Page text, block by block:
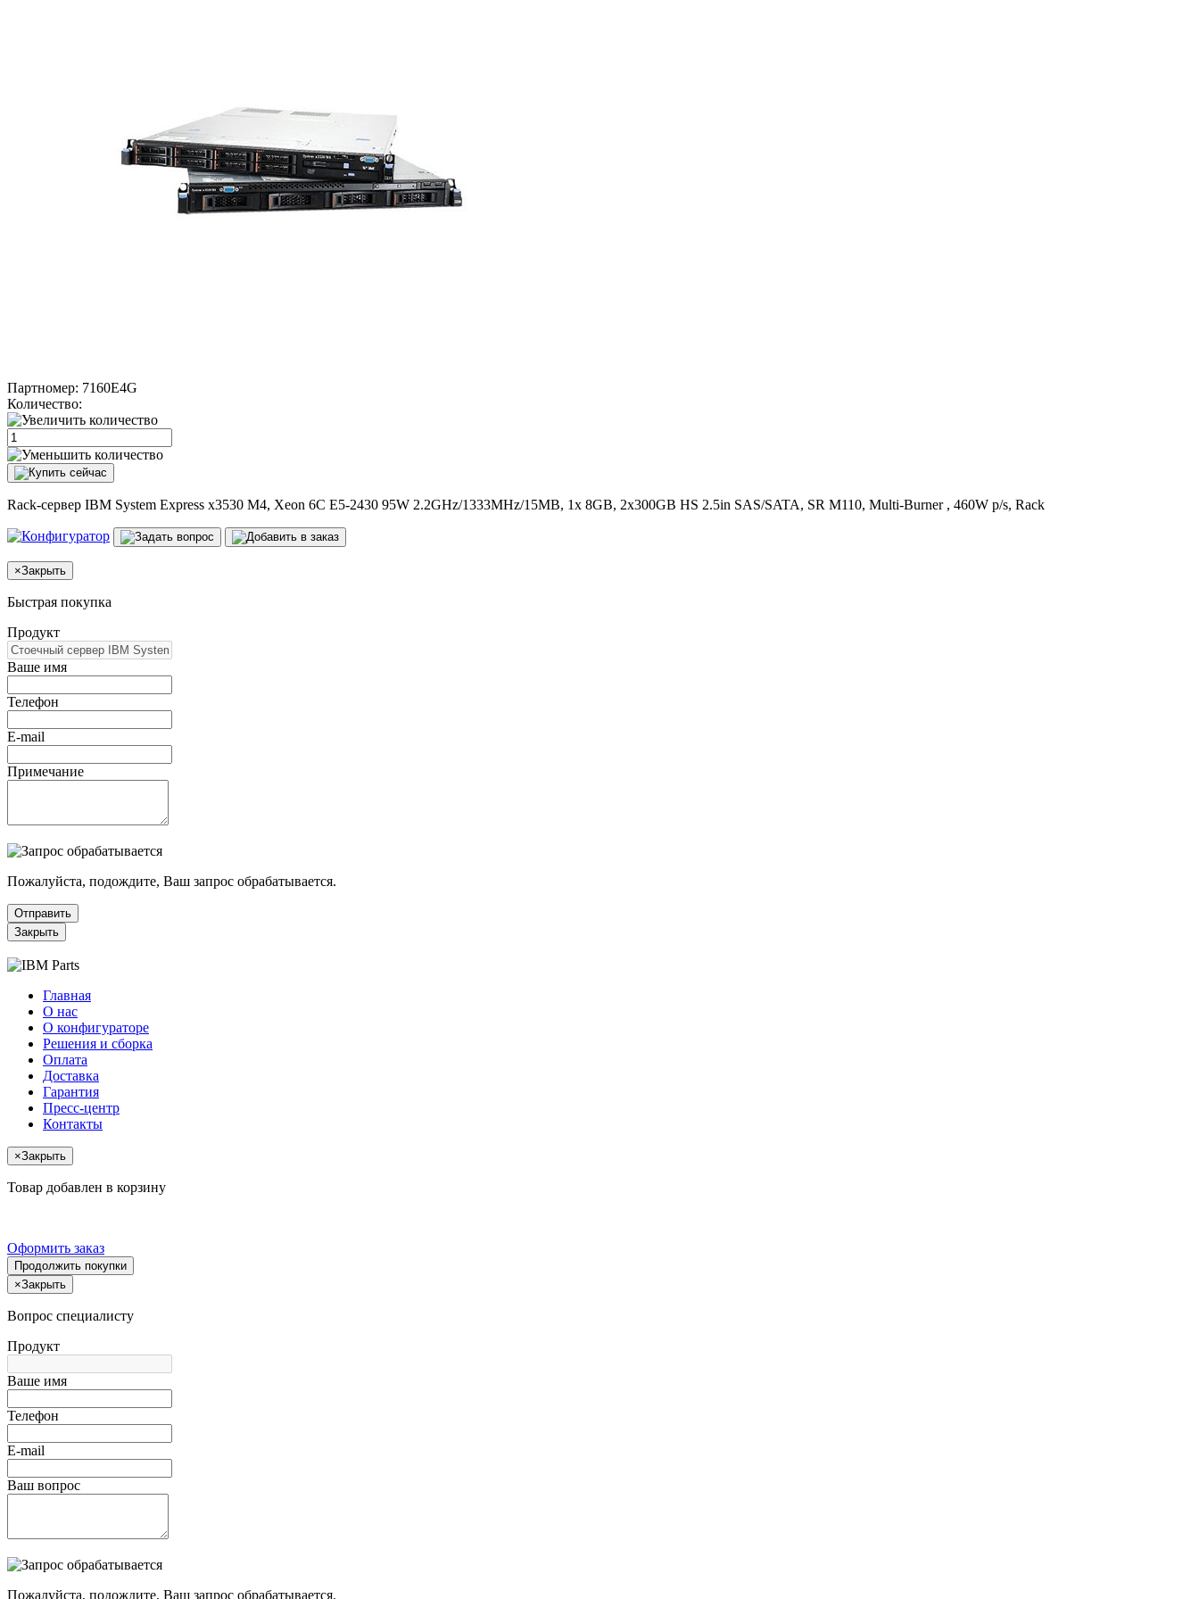
Партномер: 7160E4G
Количество:
Rack-сервер IBM System Express x3530 M4, Xeon 6C E5-2430 95W 2.2GHz/1333MHz/15MB, 1x 8GB, 2x300GB HS 2.5in SAS/SATA, SR M110, Multi-Burner , 460W p/s, Rack
×Закрыть
Быстрая покупка
Продукт
Ваше имя
Телефон
E-mail
Примечание
Пожалуйста, подождите, Ваш запрос обрабатывается.
Отправить
Закрыть
Главная
О нас
О конфигураторе
Решения и сборка
Оплата
Доставка
Гарантия
Пресс-центр
Контакты
×Закрыть
Товар добавлен в корзину
Оформить заказ
Продолжить покупки
×Закрыть
Вопрос специалисту
Продукт
Ваше имя
Телефон
E-mail
Ваш вопрос
Пожалуйста, подождите, Ваш запрос обрабатывается.